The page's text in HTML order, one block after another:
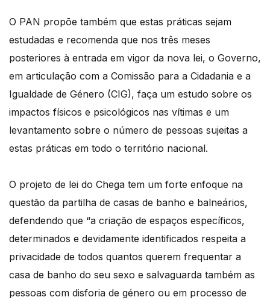
O PAN propõe também que estas práticas sejam
estudadas e recomenda que nos três meses
posteriores à entrada em vigor da nova lei, o Governo,
em articulação com a Comissão para a Cidadania e a
Igualdade de Género (CIG), faça um estudo sobre os
impactos físicos e psicológicos nas vítimas e um
levantamento sobre o número de pessoas sujeitas a
estas práticas em todo o território nacional.
O projeto de lei do Chega tem um forte enfoque na
questão da partilha de casas de banho e balneários,
defendendo que “a criação de espaços específicos,
determinados e devidamente identificados respeita a
privacidade de todos quantos querem frequentar a
casa de banho do seu sexo e salvaguarda também as
pessoas com disforia de género ou em processo de